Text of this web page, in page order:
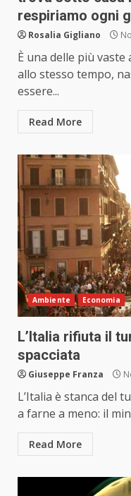
respiriamo ogni
Rosalia Gigliano
È una delle più vaste
allo stesso tempo,
essere...
Read More
Ambiente Economia
L’Italia rifiuta il
spacciata
Giuseppe Franza
L’Italia è stanca del
a farne a meno: il
Read More